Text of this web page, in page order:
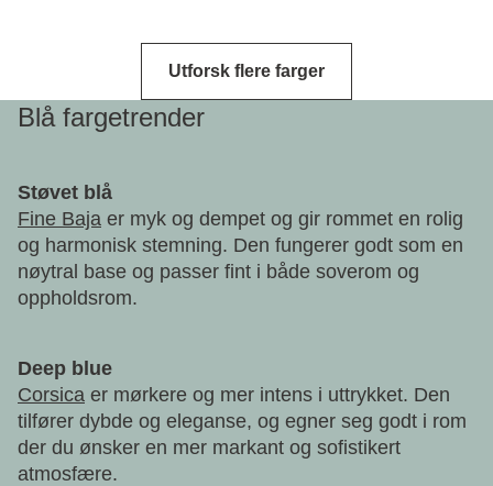
Utforsk flere farger
Blå fargetrender
Støvet blå
Fine Baja er myk og dempet og gir rommet en rolig
og harmonisk stemning. Den fungerer godt som en
nøytral base og passer fint i både soverom og
oppholdsrom.
Deep blue
Corsica er mørkere og mer intens i uttrykket. Den
tilfører dybde og eleganse, og egner seg godt i rom
der du ønsker en mer markant og sofistikert
atmosfære.